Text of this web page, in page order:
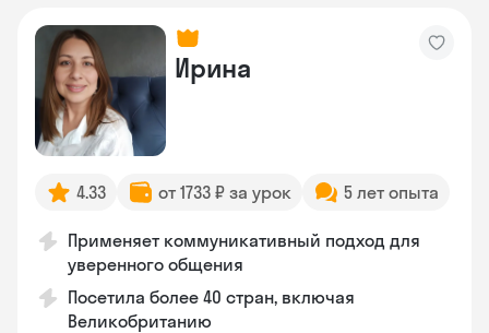
Ирина
4.33 от 1733 ₽ за урок 5 лет опыта
Применяет коммуникативный подход для
уверенного общения
Посетила более 40 стран, включая
Великобританию